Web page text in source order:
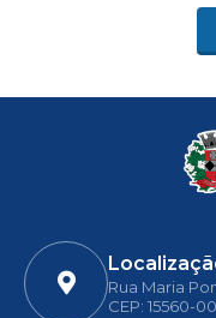
Rua Maria
CEP: 15560-